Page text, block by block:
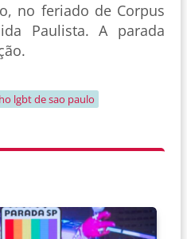
no feriado de Corpus
Paulista. A parada
lgbt de sao paulo